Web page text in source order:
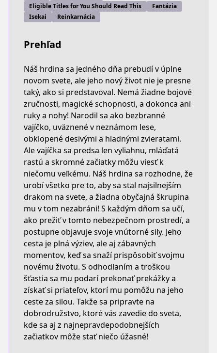
Eligible Titles for You Should Read This
Fantázia
Isekai
Reinkarnácia
Prehľad
Náš hrdina sa jedného dňa prebudí v úplne
novom svete, ale jeho nový život nie je presne
taký, ako si predstavoval. Nemá žiadne bojové
zručnosti, magické schopnosti, a dokonca ani
ruky a nohy! Narodil sa ako bezbranné
vajíčko, uväznené v neznámom lese,
obklopené desivými a hladnými zvieratami.
Ale vajíčka sa predsa len vyliahnu, mláďatá
rastú a skromné začiatky môžu viesť k
niečomu veľkému. Náš hrdina sa rozhodne, že
urobí všetko pre to, aby sa stal najsilnejším
drakom na svete, a žiadna obyčajná škrupina
mu v tom nezabráni! S každým dňom sa učí,
ako prežiť v tomto nebezpečnom prostredí, a
postupne objavuje svoje vnútorné sily. Jeho
cesta je plná výziev, ale aj zábavných
momentov, keď sa snaží prispôsobiť svojmu
novému životu. S odhodlaním a troškou
šťastia sa mu podarí prekonať prekážky a
získať si priateľov, ktorí mu pomôžu na jeho
ceste za silou. Takže sa pripravte na
dobrodružstvo, ktoré vás zavedie do sveta,
kde sa aj z najnepravdepodobnejších
začiatkov môže stať niečo úžasné!